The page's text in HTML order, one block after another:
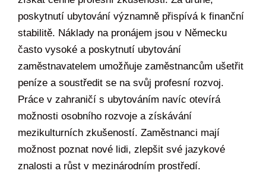
poskytnutí ubytování významně přispívá k finanční
stabilitě. Náklady na pronájem jsou v Německu
často vysoké a poskytnutí ubytování
zaměstnavatelem umožňuje zaměstnancům ušetřit
peníze a soustředit se na svůj profesní rozvoj.
Práce v zahraničí s ubytováním navíc otevírá
možnosti osobního rozvoje a získávání
mezikulturních zkušeností. Zaměstnanci mají
možnost poznat nové lidi, zlepšit své jazykové
znalosti a růst v mezinárodním prostředí.